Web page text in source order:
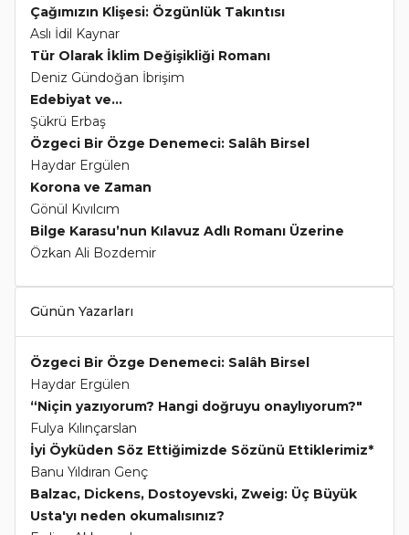
Çağımızın Klişesi: Özgünlük Takıntısı
Aslı İdil Kaynar
Tür Olarak İklim Değişikliği Romanı
Deniz Gündoğan İbrişim
Edebiyat ve...
Şükrü Erbaş
Özgeci Bir Özge Denemeci: Salâh Birsel
Haydar Ergülen
Korona ve Zaman
Gönül Kıvılcım
Bilge Karasu’nun Kılavuz Adlı Romanı Üzerine
Özkan Ali Bozdemir
Günün Yazarları
Özgeci Bir Özge Denemeci: Salâh Birsel
Haydar Ergülen
“Niçin yazıyorum? Hangi doğruyu onaylıyorum?"
Fulya Kılınçarslan
İyi Öyküden Söz Ettiğimizde Sözünü Ettiklerimiz*
Banu Yıldıran Genç
Balzac, Dickens, Dostoyevski, Zweig: Üç Büyük
Usta'yı neden okumalısınız?